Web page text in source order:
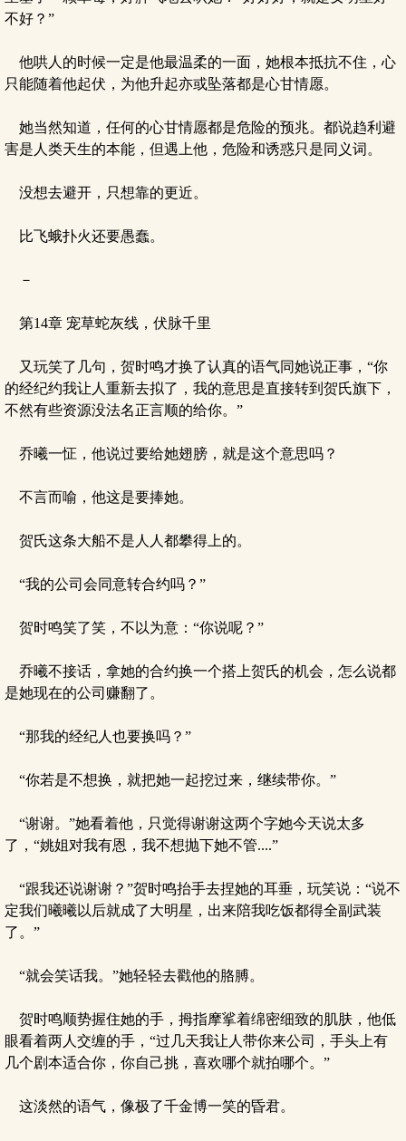
不好？”
他哄人的时候一定是他最温柔的一面，她根本抵抗不住，心
只能随着他起伏，为他升起亦或坠落都是心甘情愿。
她当然知道，任何的心甘情愿都是危险的预兆。都说趋利避
害是人类天生的本能，但遇上他，危险和诱惑只是同义词。
没想去避开，只想靠的更近。
比飞蛾扑火还要愚蠢。
－
第14章 宠草蛇灰线，伏脉千里
又玩笑了几句，贺时鸣才换了认真的语气同她说正事，“你
的经纪约我让人重新去拟了，我的意思是直接转到贺氏旗下，
不然有些资源没法名正言顺的给你。”
乔曦一怔，他说过要给她翅膀，就是这个意思吗？
不言而喻，他这是要捧她。
贺氏这条大船不是人人都攀得上的。
“我的公司会同意转合约吗？”
贺时鸣笑了笑，不以为意：“你说呢？”
乔曦不接话，拿她的合约换一个搭上贺氏的机会，怎么说都
是她现在的公司赚翻了。
“那我的经纪人也要换吗？”
“你若是不想换，就把她一起挖过来，继续带你。”
“谢谢。”她看着他，只觉得谢谢这两个字她今天说太多
了，“姚姐对我有恩，我不想抛下她不管....”
“跟我还说谢谢？”贺时鸣抬手去捏她的耳垂，玩笑说：“说不
定我们曦曦以后就成了大明星，出来陪我吃饭都得全副武装
了。”
“就会笑话我。”她轻轻去戳他的胳膊。
贺时鸣顺势握住她的手，拇指摩挲着绵密细致的肌肤，他低
眼看着两人交缠的手，“过几天我让人带你来公司，手头上有
几个剧本适合你，你自己挑，喜欢哪个就拍哪个。”
这淡然的语气，像极了千金博一笑的昏君。